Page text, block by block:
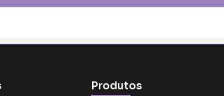
Produtos